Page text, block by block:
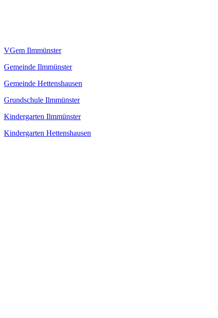
VGem Ilmmünster
Gemeinde Ilmmünster
Gemeinde Hettenshausen
Grundschule Ilmmünster
Kindergarten Ilmmünster
Kindergarten Hettenshausen